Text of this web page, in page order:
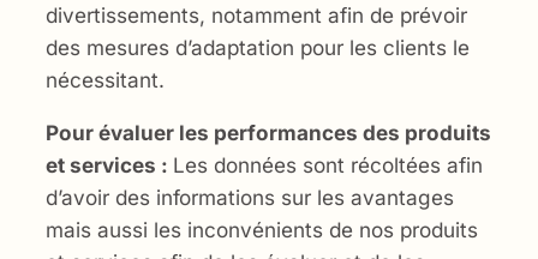
divertissements, notamment afin de prévoir
des mesures d’adaptation pour les clients le
nécessitant.
Pour évaluer les performances des produits
et services : Les données sont récoltées afin
d’avoir des informations sur les avantages
mais aussi les inconvénients de nos produits